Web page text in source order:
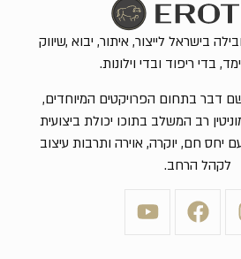
לייצור, איתור, יבוא ,שיווק
בדי ריפוד ובדי וילונות.
בתחום הפרויקטים המיוחדים,
רב המשלב בתוכו יכולת ביצועית
חם, יוקרה, אוירה ותרבות עיצוב
הרחב.